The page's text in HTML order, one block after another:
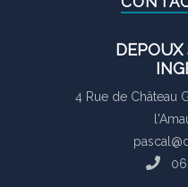
4 Rue de Château